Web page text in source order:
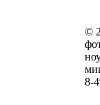
©
8-